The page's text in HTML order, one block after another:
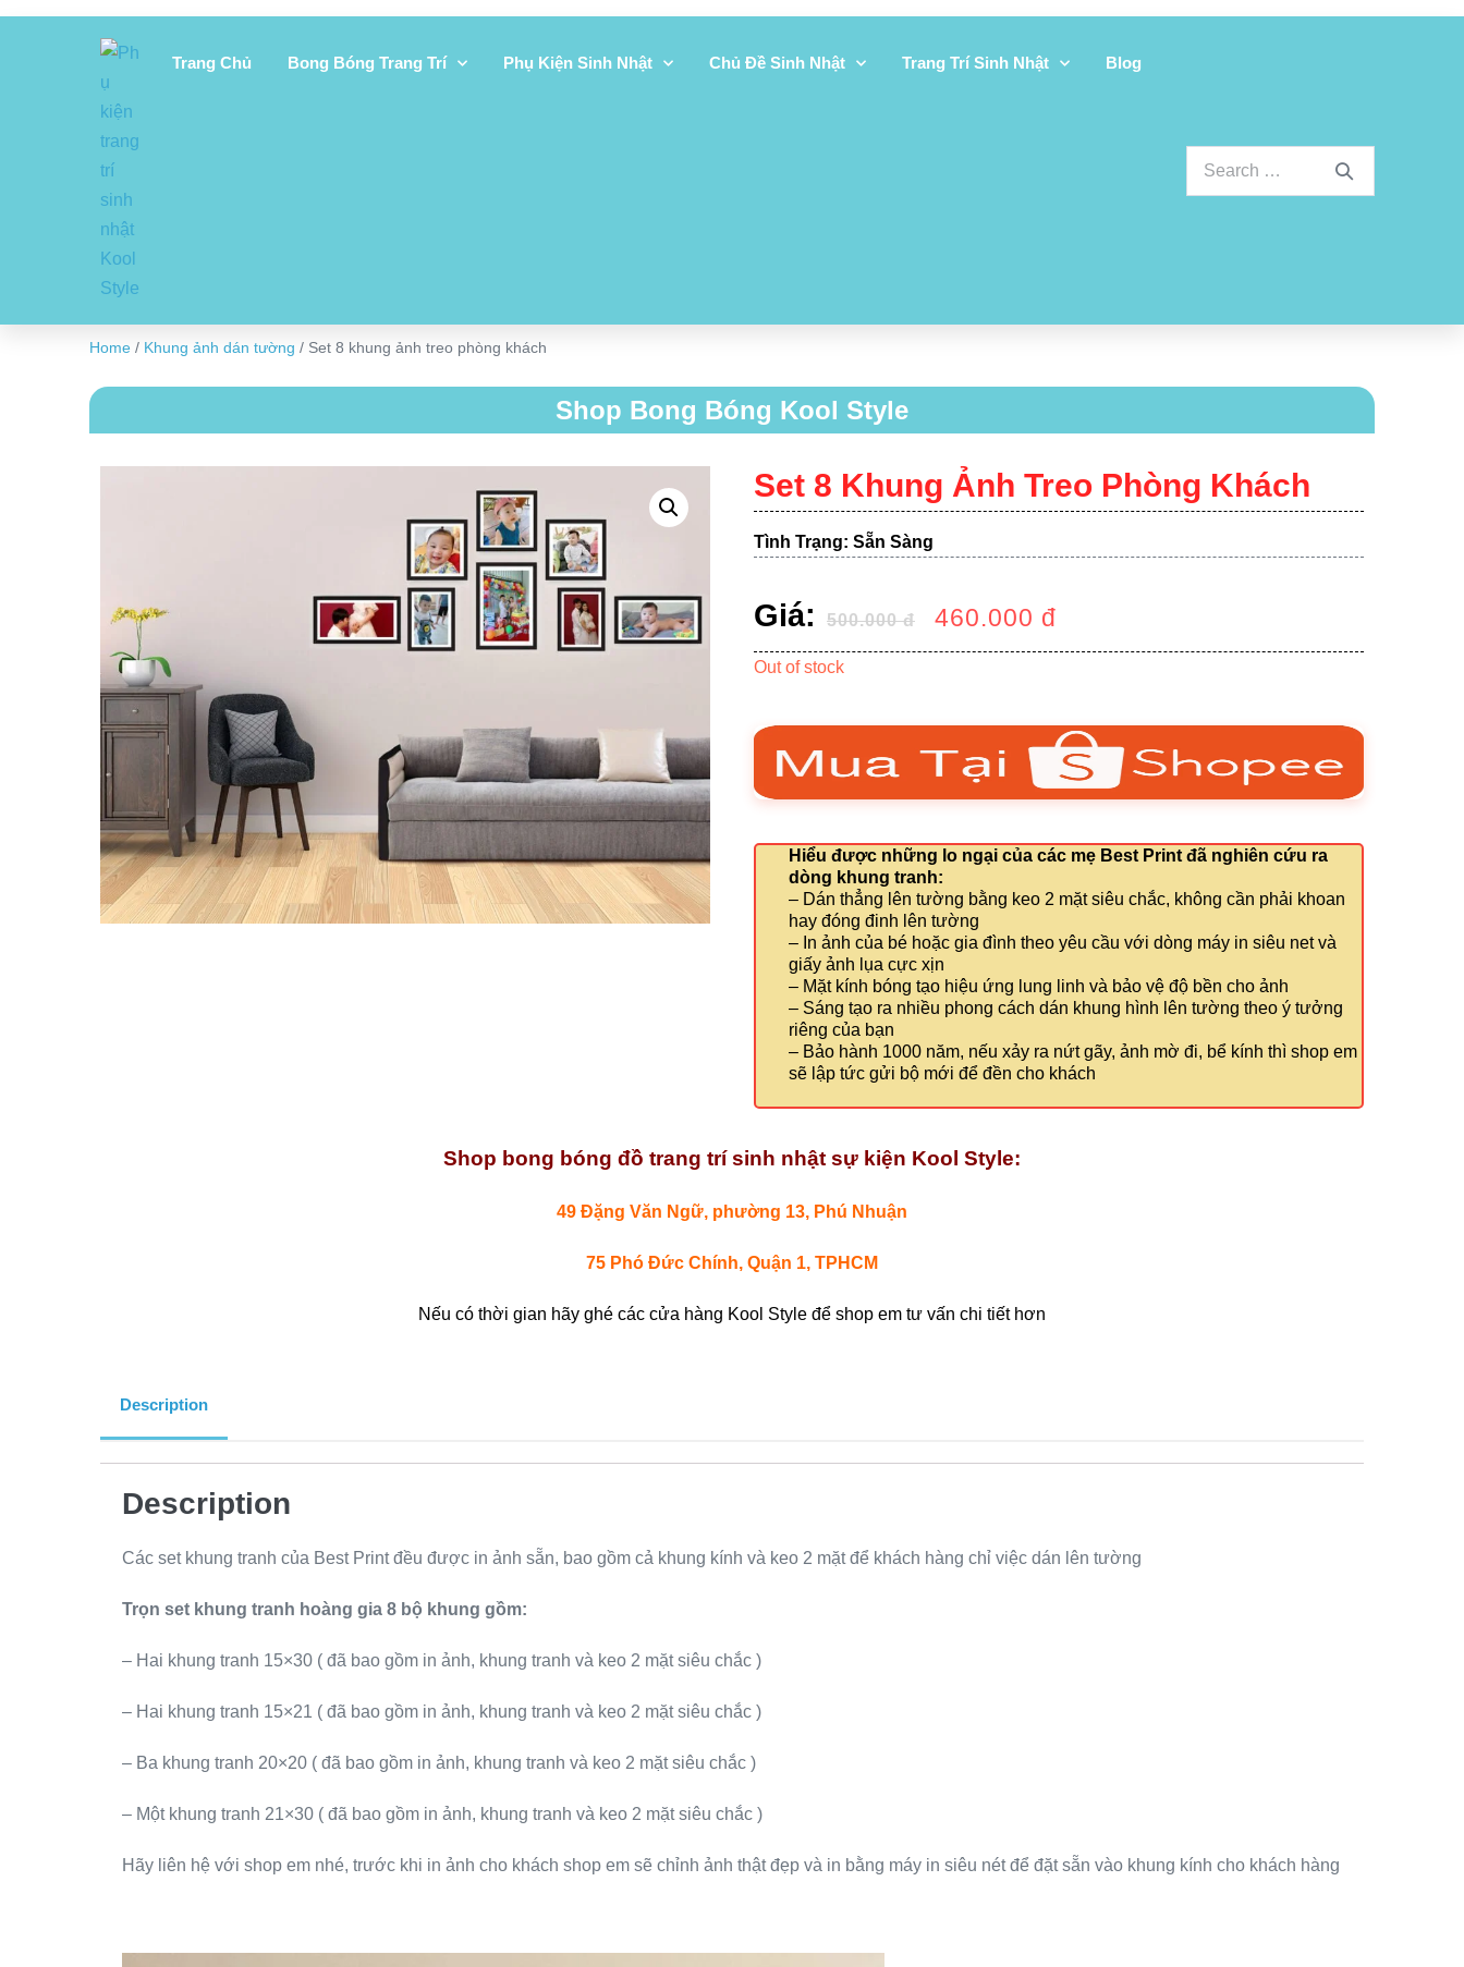
Trang Chủ Bong Bóng Trang Trí Phụ Kiện Sinh Nhật Chủ Đề Sinh Nhật Trang Trí Sinh Nhật Blog
Home / Khung ảnh dán tường / Set 8 khung ảnh treo phòng khách
Shop Bong Bóng Kool Style
Set 8 Khung Ảnh Treo Phòng Khách
Tình Trạng: Sẵn Sàng
Giá: 500.000đ 460.000 đ
Out of stock
Hiểu được những lo ngại của các mẹ Best Print đã nghiên cứu ra
dòng khung tranh:
– Dán thẳng lên tường bằng keo 2 mặt siêu chắc, không cần phải khoan
hay đóng đinh lên tường
– In ảnh của bé hoặc gia đình theo yêu cầu với dòng máy in siêu net và
giấy ảnh lụa cực xịn
– Mặt kính bóng tạo hiệu ứng lung linh và bảo vệ độ bền cho ảnh
– Sáng tạo ra nhiều phong cách dán khung hình lên tường theo ý tưởng
riêng của bạn
– Bảo hành 1000 năm, nếu xảy ra nứt gãy, ảnh mờ đi, bể kính thì shop em
sẽ lập tức gửi bộ mới để đền cho khách
Shop bong bóng đồ trang trí sinh nhật sự kiện Kool Style:
49 Đặng Văn Ngữ, phường 13, Phú Nhuận
75 Phó Đức Chính, Quận 1, TPHCM
Nếu có thời gian hãy ghé các cửa hàng Kool Style để shop em tư vấn chi tiết hơn
Description
Description
Các set khung tranh của Best Print đều được in ảnh sẵn, bao gồm cả khung kính và keo 2 mặt để khách hàng chỉ việc dán lên tường
Trọn set khung tranh hoàng gia 8 bộ khung gồm:
– Hai khung tranh 15×30 ( đã bao gồm in ảnh, khung tranh và keo 2 mặt siêu chắc )
– Hai khung tranh 15×21 ( đã bao gồm in ảnh, khung tranh và keo 2 mặt siêu chắc )
– Ba khung tranh 20×20 ( đã bao gồm in ảnh, khung tranh và keo 2 mặt siêu chắc )
– Một khung tranh 21×30 ( đã bao gồm in ảnh, khung tranh và keo 2 mặt siêu chắc )
Hãy liên hệ với shop em nhé, trước khi in ảnh cho khách shop em sẽ chỉnh ảnh thật đẹp và in bằng máy in siêu nét để đặt sẵn vào khung kính cho khách hàng